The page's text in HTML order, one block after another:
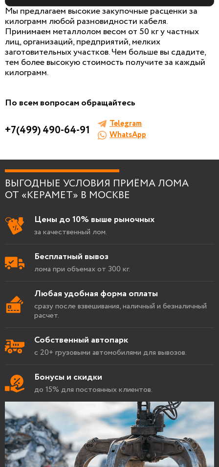
БЕСПЛАТНАЯ КОНСУЛЬТАЦИЯ
И ОЦЕНКА ЛОМА
данных.
Мы предлагаем высокие закупочные расценки за
килограмм любой разновидности кабеля.
Принимаем металлолом весом от 50 кг у частных
лиц, организаций, предприятий, мелких
заготовительных участков. Чем больше вы сдадите,
тем более высокую стоимость получите за каждый
килограмм.
По всем вопросам обращайтесь
+7(499) 490-64-91
Telegram
WhatsApp
ВЫГОДНЫЕ УСЛОВИЯ ПРИЁМА ЛОМА
ОТ «КЕРАМЕТ» В МОСКВЕ
Цены до 10% выше рыночных
за качественный лом.
Бесплатный вывоз
лома при объемах от 300 кг.
Любая удобная форма оплаты
сразу после взвешивания, наличный и безналичный
расчет.
Собственный автопарк
с 20+ грузовыми автомобилями для вывозов.
Бонусы и скидки
до 15% для постоянных клиентов.